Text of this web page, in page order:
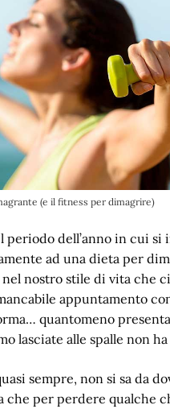
(e il fitness per dimagrire)
periodo dell’anno in cui si
ad una dieta per
nostro stile di vita che
appuntamento
quantomeno
lasciate alle spalle non
sempre, non si sa da
che per perdere qualche